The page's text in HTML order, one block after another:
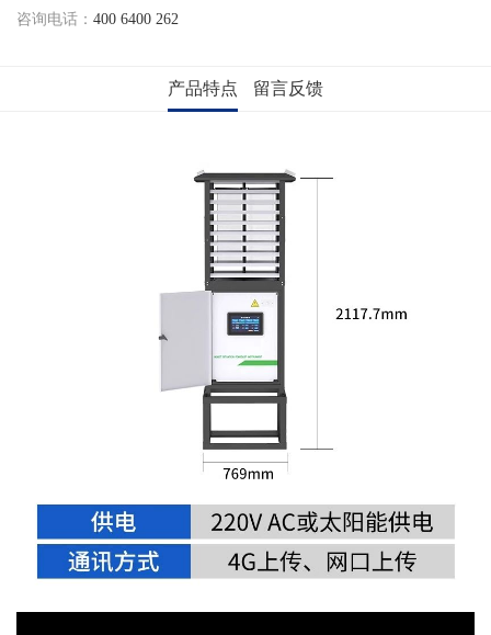
咨询电话： 400 6400 262
产品特点 留言反馈